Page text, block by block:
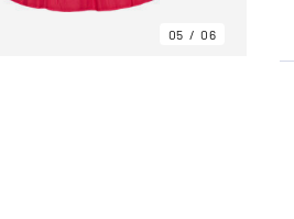
05 06